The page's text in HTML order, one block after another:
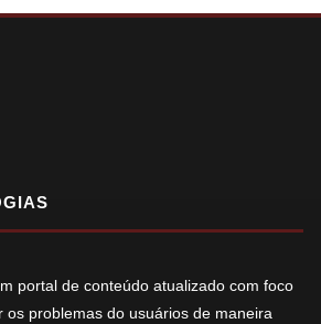
portal de conteúdo atualizado com foco
os problemas do usuários de maneira